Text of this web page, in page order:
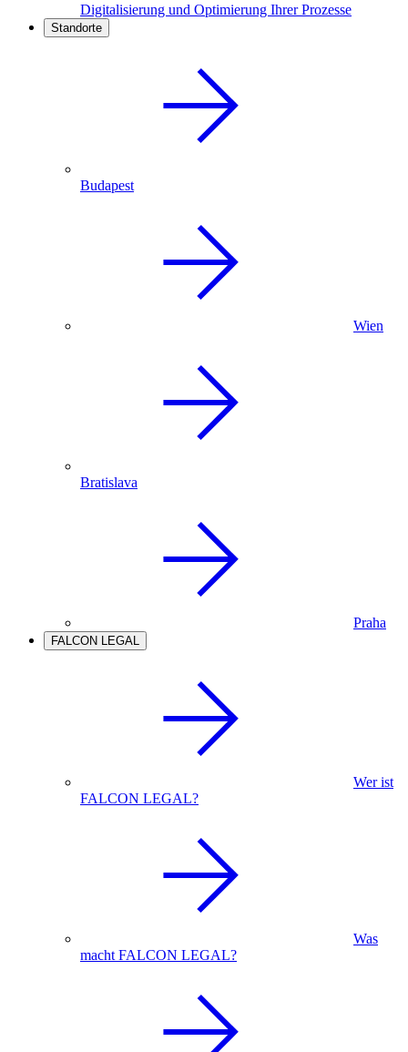
Digitalisierung und Optimierung Ihrer Prozesse
Standorte
Budapest
Wien
Bratislava
Praha
FALCON LEGAL
Wer ist
FALCON LEGAL?
Was
macht FALCON LEGAL?